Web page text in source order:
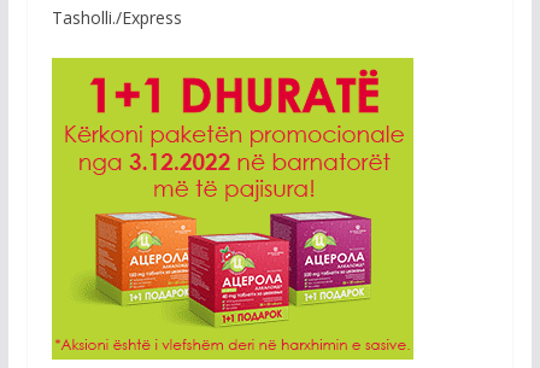
Tasholli./Express